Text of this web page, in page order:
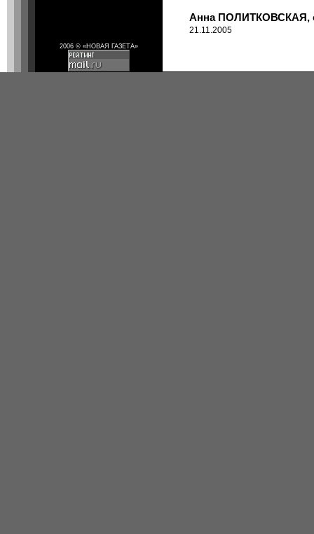
Анна ПОЛИТКОВСКАЯ,
21.11.2005
2006 © «НОВАЯ ГАЗЕТА»